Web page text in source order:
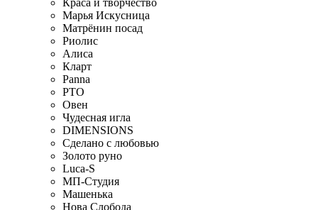
Краса и творчество
Марья Искусница
Матрёнин посад
Риолис
Алиса
Кларт
Panna
РТО
Овен
Чудесная игла
DIMENSIONS
Сделано с любовью
Золото руно
Luca-S
МП-Студия
Машенька
Нова Слобода